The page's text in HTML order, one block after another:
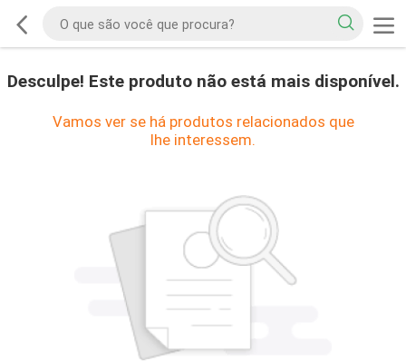
Desculpe! Este produto não está mais disponível.
Vamos ver se há produtos relacionados que
lhe interessem.